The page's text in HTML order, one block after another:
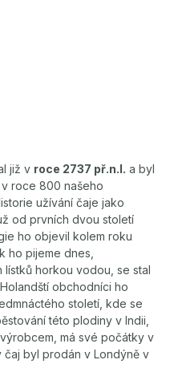
již v roce 2737 př.n.l. a byl
roce 800 našeho
užívání čaje jako
od prvních dvou století
ho objevil kolem roku
ho pijeme dnes,
horkou vodou, se stal
obchodníci ho
století, kde se
této plodiny v Indii,
má své počátky v
byl prodán v Londýně v